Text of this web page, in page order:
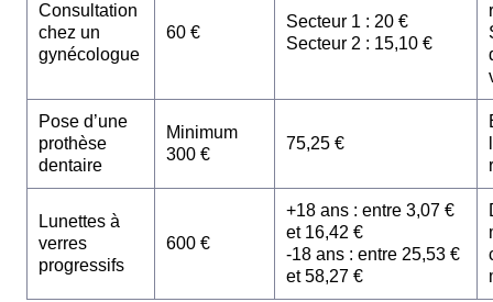
Consultation
chez un
gynécologue
60 €
Secteur 1 : 20 €
Secteur 2 : 15,10 €
Pose d’une
prothèse
dentaire
Minimum
300 €
75,25 €
Lunettes à
verres
progressifs
600 €
+18 ans : entre 3,07 €
et 16,42 €
-18 ans : entre 25,53 €
et 58,27 €